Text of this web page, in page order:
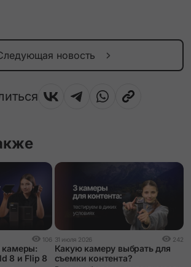
новость
106
камеры:
8 и Flip 8
31 июля 2026 242
Какую камеру выбрать для
съемки контента?